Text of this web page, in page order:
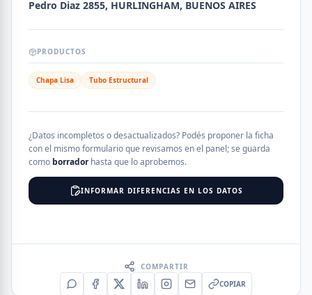
Pedro Diaz 2855, HURLINGHAM, BUENOS AIRES
PRODUCTOS
Chapa Lisa Tubo Estructural
¿Datos incompletos o desactualizados? Podés proponer la ficha
con el mismo formulario que revisamos en el panel; se guarda
como borradorhasta que lo aprobemos.
INFORMAR DIFERENCIAS EN LOS DATOS
COMPARTIR
COPIAR